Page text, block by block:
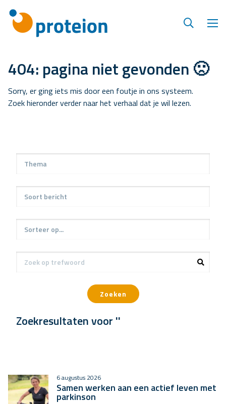
404: pagina niet gevonden 🙁
Sorry, er ging iets mis door een foutje in ons systeem.
Zoek hieronder verder naar het verhaal dat je wil lezen.
Zoeken
Zoekresultaten voor ''
6 augustus 2026
Samen werken aan een actief leven met
parkinson